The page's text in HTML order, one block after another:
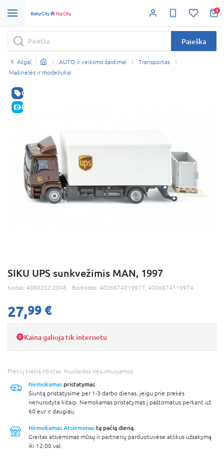
0
Paieška
Atgal AUTO ir veiksmo žaidimai
Transportas
Mašinėlės ir modeliukai
GERA KAINA
E-KAINA
SIKU UPS sunkvežimis MAN, 1997
Kodas: 4080202-2048 Barkodas: 4006874019977, 4006874119974
27,99 €
Kaina galioja tik internetu
Prekių kiekis ribotas. Nuolaidos nesumuojamos.
Nemokamas pristatymas
Siuntą pristatysime per 1-3 darbo dienas, jeigu prie prekės
nenurodyta kitaip. Nemokamas pristatymas į paštomatus perkant už
60 eur ir daugiau.
Nemokamas Atsiėmimas tą pačią dieną.
Greitas atsiėmimas mūsų ir partnerių parduotuvėse atlikus užsakymą
iki 12:00 val.